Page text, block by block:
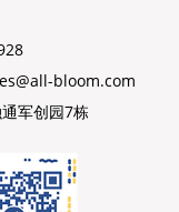
bloom.com
军创园7栋